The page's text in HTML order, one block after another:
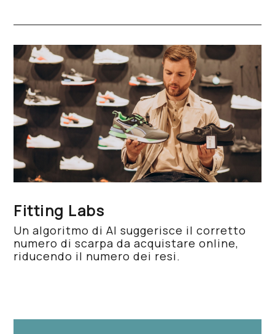
Fitting Labs
Un algoritmo di AI suggerisce il corretto
numero di scarpa da acquistare online,
riducendo il numero dei resi.